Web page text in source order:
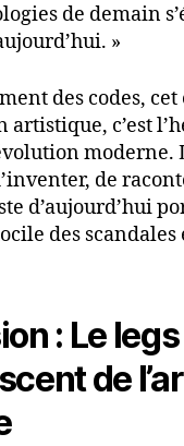
de demain
»
des codes,
artistique, c’est
moderne.
de
d’aujourd’hui
des scandales
: Le legs
de